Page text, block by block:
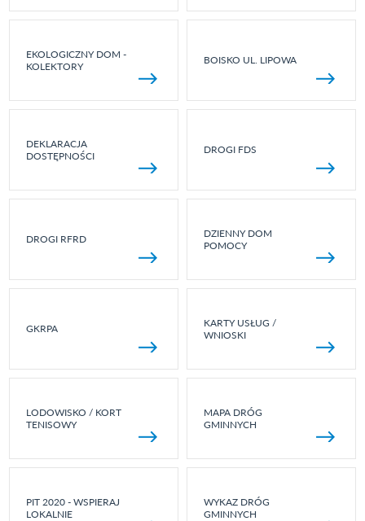
EKOLOGICZNY DOM -
KOLEKTORY
BOISKO UL. LIPOWA
DEKLARACJA
DOSTĘPNOŚCI
DROGI FDS
DROGI RFRD
DZIENNY DOM
POMOCY
GKRPA
KARTY USŁUG /
WNIOSKI
LODOWISKO / KORT
TENISOWY
MAPA DRÓG
GMINNYCH
PIT 2020 - WSPIERAJ
LOKALNIE
WYKAZ DRÓG
GMINNYCH